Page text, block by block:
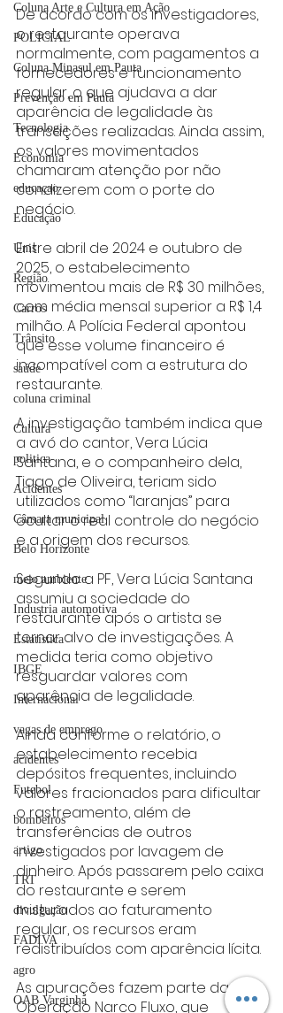
Coluna Arte e Cultura em Ação
POLICIAL
Coluna Minasul em Pauta
Prevenção em Pauta
Tecnologia
Economia
educaçao
Educação
Unis
Região
Carros
Trânsito
saúde
coluna criminal
Cultura
politica
Acidentes
Câmara municipal
Belo Horizonte
meio ambiente
Industria automotiva
Estatística
IBGE
Internacional
vagas de emprego
acidentes
Futebol
bombeiros
artigo
TRT
divulgação
FADIVA
agro
OAB Varginha
De acordo com os investigadores,
o restaurante operava
normalmente, com pagamentos a
fornecedores e funcionamento
regular, o que ajudava a dar
aparência de legalidade às
transações realizadas. Ainda assim,
os valores movimentados
chamaram atenção por não
condizerem com o porte do
negócio.
Entre abril de 2024 e outubro de
2025, o estabelecimento
movimentou mais de R$ 30 milhões,
com média mensal superior a R$ 1,4
milhão. A Polícia Federal apontou
que esse volume financeiro é
incompatível com a estrutura do
restaurante.
A investigação também indica que
a avó do cantor, Vera Lúcia
Santana, e o companheiro dela,
Tiago de Oliveira, teriam sido
utilizados como “laranjas” para
ocultar o real controle do negócio
e a origem dos recursos.
Segundo a PF, Vera Lúcia Santana
assumiu a sociedade do
restaurante após o artista se
tornar alvo de investigações. A
medida teria como objetivo
resguardar valores com
aparência de legalidade.
Ainda conforme o relatório, o
estabelecimento recebia
depósitos frequentes, incluindo
valores fracionados para dificultar
o rastreamento, além de
transferências de outros
investigados por lavagem de
dinheiro. Após passarem pelo caixa
do restaurante e serem
misturados ao faturamento
regular, os recursos eram
redistribuídos com aparência lícita.
As apurações fazem parte da
Operação Narco Fluxo, que